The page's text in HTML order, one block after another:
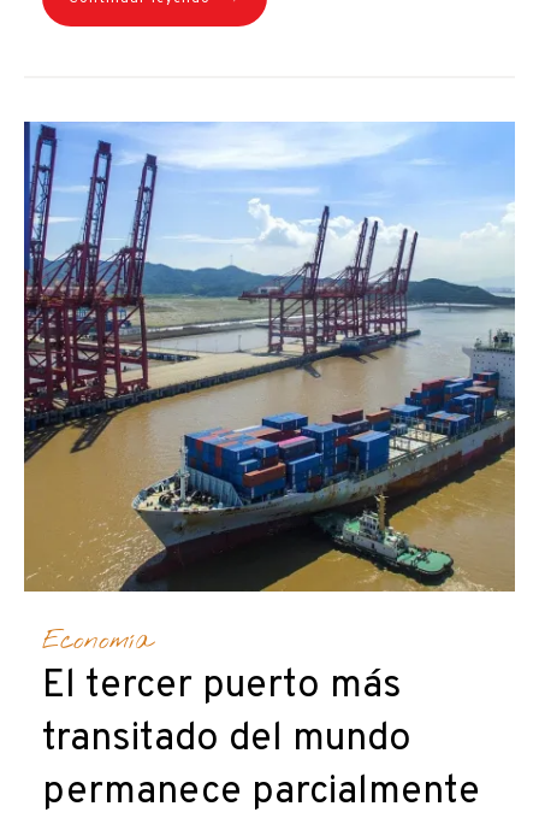
Economía
El tercer puerto más
transitado del mundo
permanece parcialmente